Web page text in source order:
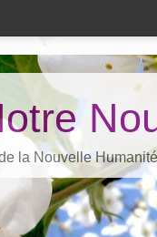
la Nouvelle Humanité